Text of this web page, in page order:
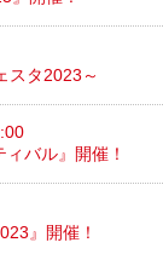
スタ2023～
ィバル』開催！
』開催！